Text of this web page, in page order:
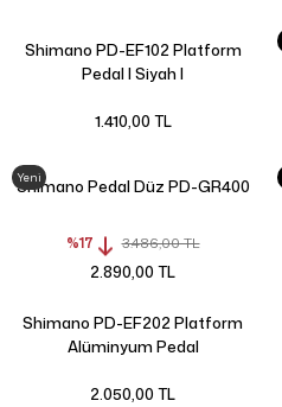
Shimano PD-EF102 Platform
Pedal | Siyah |
1.410,00 TL
Yeni
Shimano Pedal Düz PD-GR400
%17 3.486,00 TL
2.890,00 TL
Shimano PD-EF202 Platform
Alüminyum Pedal
2.050,00 TL